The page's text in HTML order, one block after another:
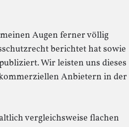
Augen ferner völlig
berichtet hat sowie
Wir leisten uns dieses
Anbietern in der
vergleichsweise flachen